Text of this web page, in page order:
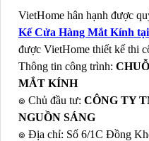
VietHome hân hạnh được
Kế Cửa Hàng Mắt Kính tại
được VietHome thiết kế thi
Thông tin công trình:
MẮT KÍNH
๏ Chủ đầu tư: CÔNG TY
NGUỒN SÁNG
๏ Địa chỉ: Số 6/1C Đồng